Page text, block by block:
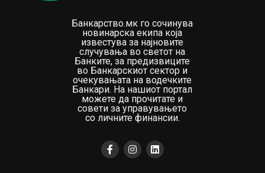
Банкарство.мк го сочинува
новинарска екипа која
известува за најновите
случувања во светот на
Банките, за предизвиците
во Банкарскиот сектор и
очекувањата на водечките
Банкари. На нашиот портал
можете да прочитате и
совети за управувањето
со личните финансии.